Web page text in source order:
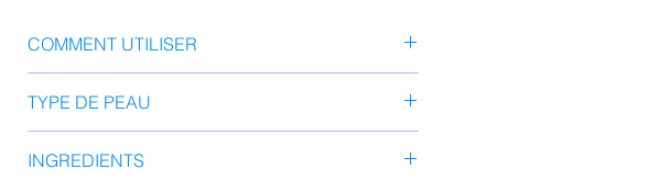
COMMENT UTILISER
étape des soins de base de la peau
Appliquer 30 minutes avant de s'exposer au
soleil.
TYPE DE PEAU
Peaux déshydratées
INGREDIENTS